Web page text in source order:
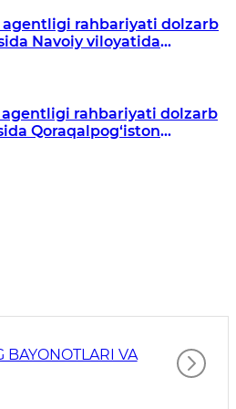
rahbariyati dolzarb
Navoiy viloyatida
rahbariyati dolzarb
Qoraqalpog‘iston
BAYONOTLARI VA